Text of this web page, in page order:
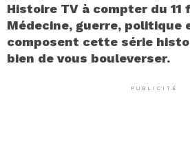
Histoire TV à compter du 11
Médecine, guerre, politique
composent cette série
bien de vous bouleverser.
PUBLICITÉ